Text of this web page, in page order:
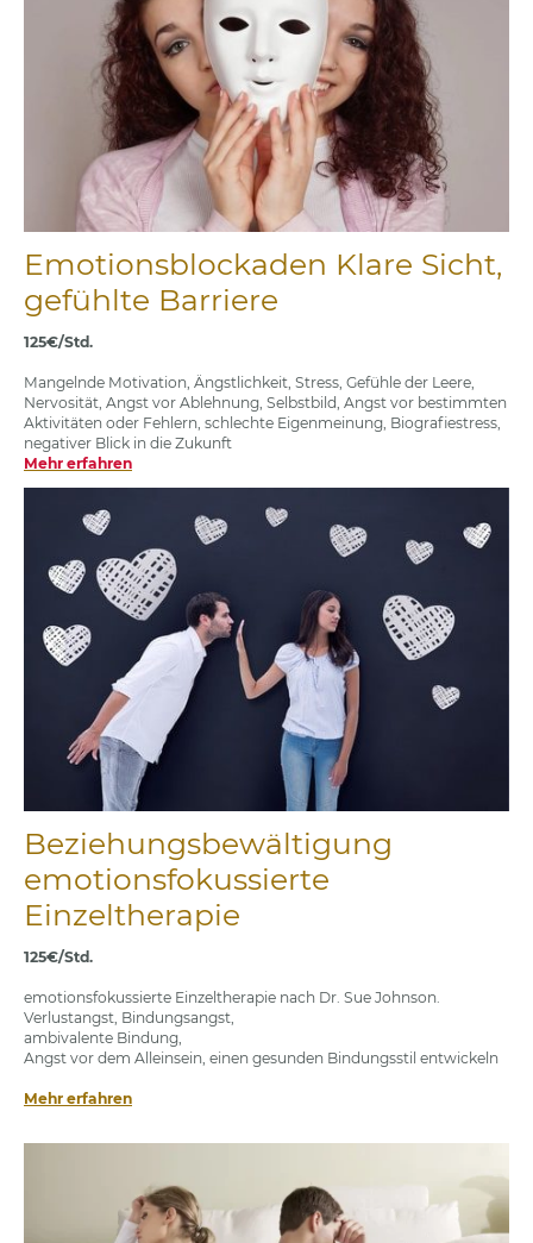
Emotionsblockaden Klare Sicht,
gefühlte Barriere
125€/Std.
Mangelnde Motivation, Ängstlichkeit, Stress, Gefühle der Leere,
Nervosität, Angst vor Ablehnung, Selbstbild, Angst vor bestimmten
Aktivitäten oder Fehlern, schlechte Eigenmeinung, Biografiestress,
negativer Blick in die Zukunft
Mehr erfahren
Beziehungsbewältigung
emotionsfokussierte
Einzeltherapie
125€/Std.
emotionsfokussierte Einzeltherapie nach Dr. Sue Johnson.
Verlustangst, Bindungsangst,
ambivalente Bindung,
Angst vor dem Alleinsein, einen gesunden Bindungsstil entwickeln
Mehr erfahren